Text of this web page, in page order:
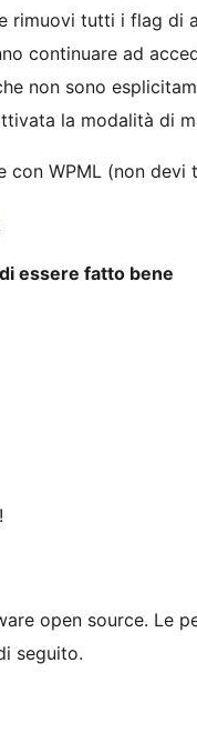
rimuovi tutti i flag di
continuare ad
non sono
la modalità di
WPML (non devi
essere fatto bene
!
open source. Le
seguito.